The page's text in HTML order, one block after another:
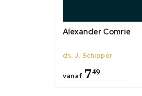
Alexander Comrie
ds. J. Schipper
vanaf 749